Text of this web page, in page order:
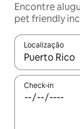
Encontre
pet friendly
Localização
Quando os
Check-in